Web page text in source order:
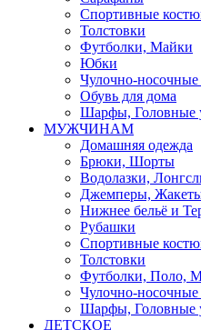
Спортивные
Толстовки
Футболки, Майки
Юбки
Чулочно-носочные
Обувь для дома
Шарфы, Головные
МУЖЧИНАМ
Домашняя одежда
Брюки, Шорты
Водолазки,
Джемперы,
Нижнее бельё и
Рубашки
Спортивные
Толстовки
Футболки, Поло,
Чулочно-носочные
Шарфы, Головные
ДЕТСКОЕ